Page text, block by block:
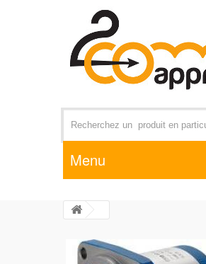
Par exemple +distributeur +CD01